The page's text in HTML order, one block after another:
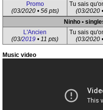
Promo
(03/2020 • 56 pts)
Tu sais
(03/2020
Ninho •
L'Ancien
(03/2019 • 11 pts)
Tu sais
(03/2020
Music video